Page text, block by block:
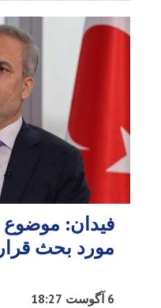
فیدان: موضوع
مورد بحث
6 آگوست 18:27